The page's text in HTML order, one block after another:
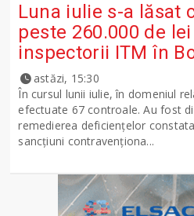
Luna iulie s-a lăsat
peste 260.000 de
inspectorii ITM în
astăzi, 15:30
În cursul lunii iulie, în domeniul
efectuate 67 controale. Au fost
remedierea deficiențelor
sancţiuni contravenționa...